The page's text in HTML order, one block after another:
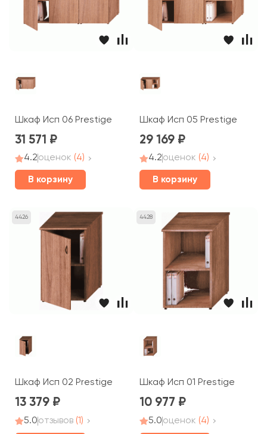
Шкаф Исп 06 Prestige
31 571
4.2оценок (4)
В корзину
Шкаф Исп 05 Prestige
29 169
4.2оценок (4)
В корзину
4426
Шкаф Исп 02 Prestige
13 379
5.0отзывов (1)
4428
Шкаф Исп 01 Prestige
10 977
5.0оценок (4)